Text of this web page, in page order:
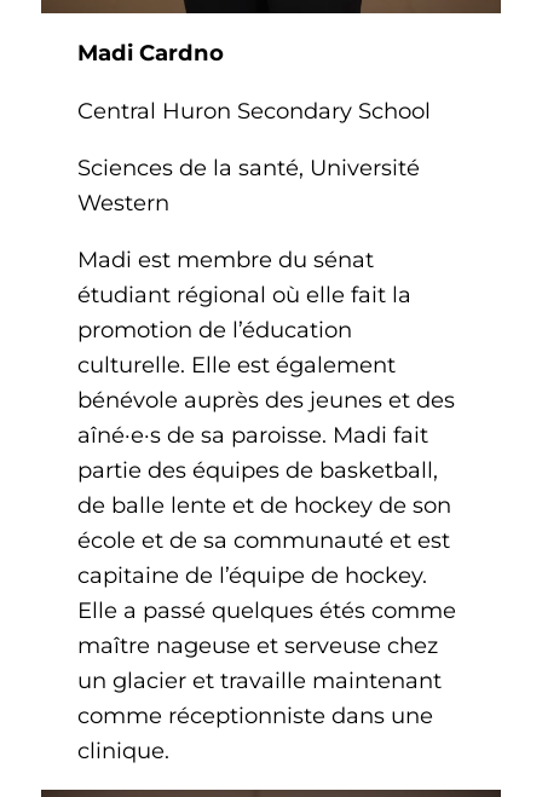
Madi Cardno
Central Huron Secondary School
Sciences de la santé, Université
Western
Madi est membre du sénat
étudiant régional où elle fait la
promotion de l’éducation
culturelle. Elle est également
bénévole auprès des jeunes et des
aîné·e·s de sa paroisse. Madi fait
partie des équipes de basketball,
de balle lente et de hockey de son
école et de sa communauté et est
capitaine de l’équipe de hockey.
Elle a passé quelques étés comme
maître nageuse et serveuse chez
un glacier et travaille maintenant
comme réceptionniste dans une
clinique.